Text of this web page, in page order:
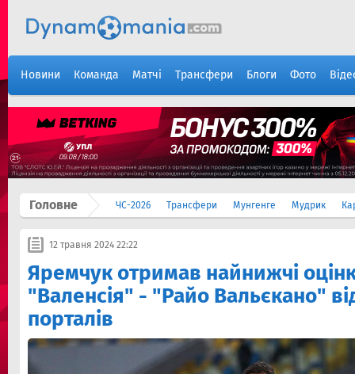
Новини Команда Матчі Трансфери Блоги Фото
Головне ЧС-2026 Трансфери Мунгенге Мудрик
12 травня 2024 22:22
Яремчук отримав найнижчі
"Валенсія" - "Райо Вальєкано"
порталів